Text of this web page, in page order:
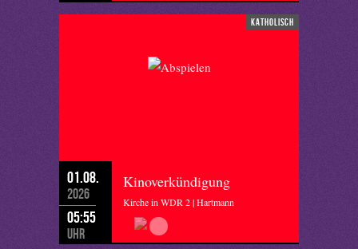
katholisch
01.08.
2026
05:55
Uhr
Kinoverkündigung
Kirche in WDR 2 | Hartmann